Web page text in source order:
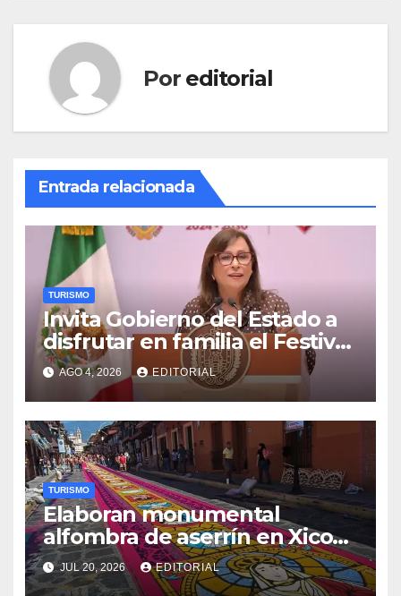
Por editorial
Entrada relacionada
TURISMO
Invita Gobierno del Estado a
disfrutar en familia el Festival
del Mar en Coatzacoalcos
AGO 4, 2026 EDITORIAL
TURISMO
Elaboran monumental
alfombra de aserrín en Xico
por festejos de Santa María
Magdalena
JUL 20, 2026 EDITORIAL